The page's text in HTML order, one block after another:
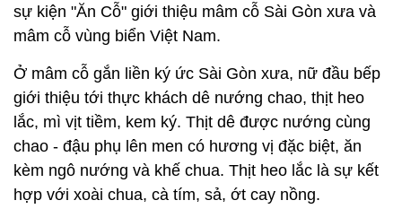
sự kiện "Ăn Cỗ" giới thiệu mâm cỗ Sài Gòn xưa và
mâm cỗ vùng biển Việt Nam.
Ở mâm cỗ gắn liền ký ức Sài Gòn xưa, nữ đầu bếp
giới thiệu tới thực khách dê nướng chao, thịt heo
lắc, mì vịt tiềm, kem ký. Thịt dê được nướng cùng
chao - đậu phụ lên men có hương vị đặc biệt, ăn
kèm ngô nướng và khế chua. Thịt heo lắc là sự kết
hợp với xoài chua, cà tím, sả, ớt cay nồng.